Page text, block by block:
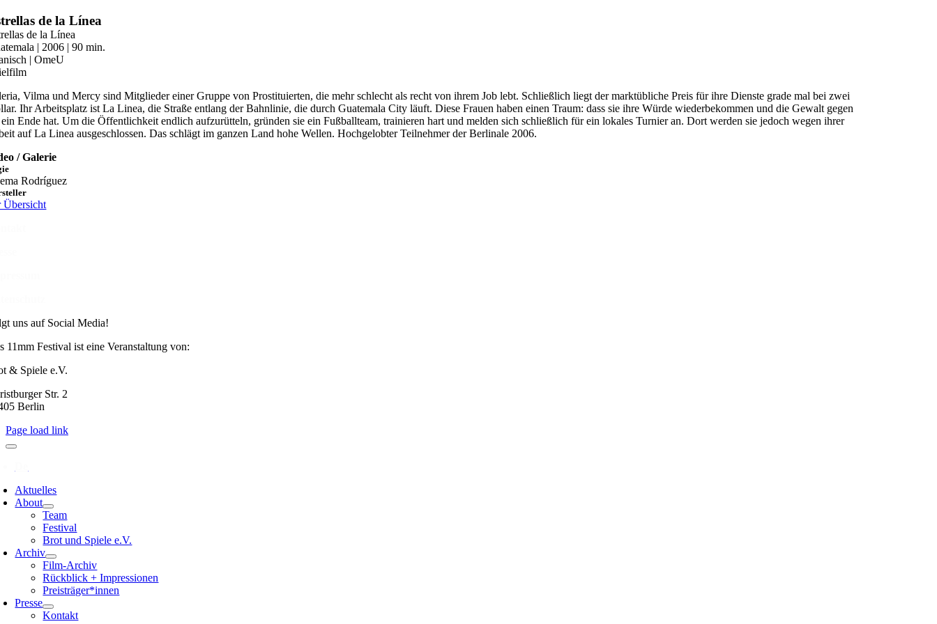
Zum
Inhalt
springen
de la Línea
de la Línea
| 2006 | 90 min.
| OmeU
Vilma und Mercy sind Mitglieder einer Gruppe von Prostituierten, die mehr schlecht als recht von ihrem Job lebt. Schließlich liegt der marktübliche Preis für ihre Dienste grade mal bei zwei
Ihr Arbeitsplatz ist La Linea, die Straße entlang der Bahnlinie, die durch Guatemala City läuft. Diese Frauen haben einen Traum: dass sie ihre Würde wiederbekommen und die Gewalt gegen
ein Ende hat. Um die Öffentlichkeit endlich aufzurütteln, gründen sie ein Fußballteam, trainieren hart und melden sich schließlich für ein lokales Turnier an. Dort werden sie jedoch wegen ihrer
auf La Linea ausgeschlossen. Das schlägt im ganzen Land hohe Wellen. Hochgelobter Teilnehmer der Berlinale 2006.
/ Galerie
Rodríguez
Übersicht
uns auf Social Media!
11mm Festival ist eine Veranstaltung von:
& Spiele e.V.
Str. 2
Berlin
Page load link
Aktuelles
About
Team
Festival
Brot und Spiele e.V.
Archiv
Film-Archiv
Rückblick + Impressionen
Preisträger*innen
Presse
Kontakt